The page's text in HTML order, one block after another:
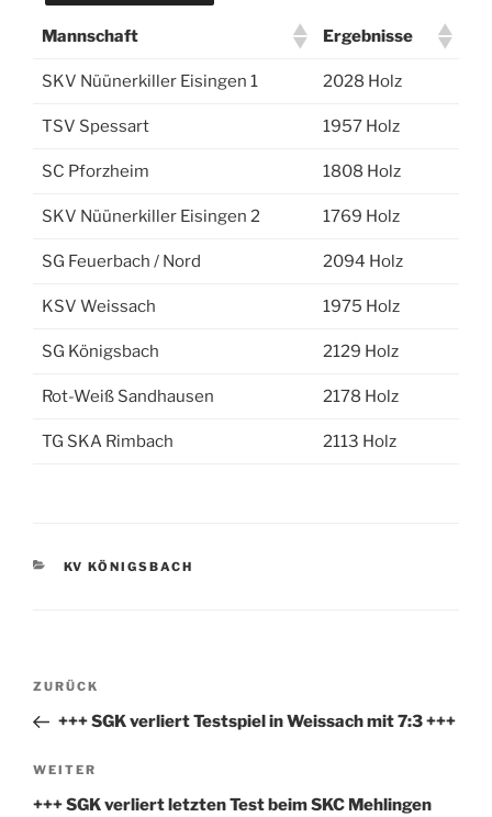
Mannschaft Ergebnisse
SKV Nüünerkiller Eisingen 1 2028 Holz
TSV Spessart 1957 Holz
SC Pforzheim 1808 Holz
SKV Nüünerkiller Eisingen 2 1769 Holz
SG Feuerbach / Nord 2094 Holz
KSV Weissach 1975 Holz
SG Königsbach 2129 Holz
Rot-Weiß Sandhausen 2178 Holz
TG SKA Rimbach 2113 Holz
KATEGORIEN
KV KÖNIGSBACH
Beitragsnavigation
Vorheriger
Beitrag
ZURÜCK
+++ SGK verliert Testspiel in Weissach mit 7:3 +++
Nächster
Beitrag
WEITER
+++ SGK verliert letzten Test beim SKC Mehlingen